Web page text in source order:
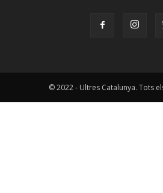
© 2022 - Ultres Catalunya. Tots